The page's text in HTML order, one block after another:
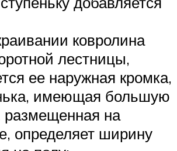
ковролина
лестницы,
ее наружная кромка,
имеющая большую
на
определяет ширину